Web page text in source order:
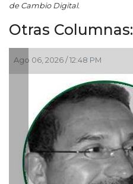
de Cambio Digital.
Otras Columnas: